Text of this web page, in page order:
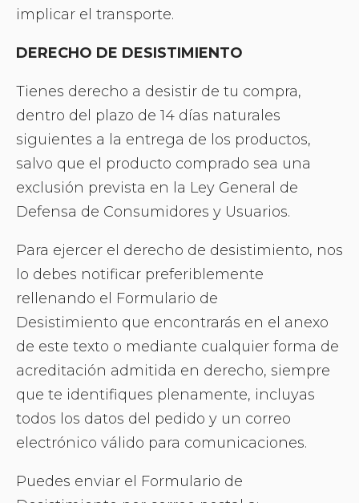
implicar el transporte.
DERECHO DE DESISTIMIENTO
Tienes derecho a desistir de tu compra,
dentro del plazo de 14 días naturales
siguientes a la entrega de los productos,
salvo que el producto comprado sea una
exclusión prevista en la Ley General de
Defensa de Consumidores y Usuarios.
Para ejercer el derecho de desistimiento, nos
lo debes notificar preferiblemente
rellenando el Formulario de
Desistimiento que encontrarás en el anexo
de este texto o mediante cualquier forma de
acreditación admitida en derecho, siempre
que te identifiques plenamente, incluyas
todos los datos del pedido y un correo
electrónico válido para comunicaciones.
Puedes enviar el Formulario de